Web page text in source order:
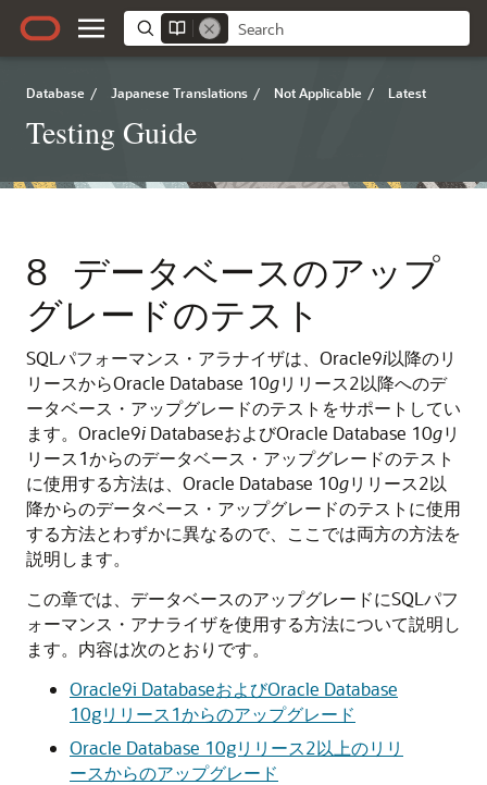
Database / Japanese Translations / Not Applicable / Latest
Testing Guide
8 データベースのアップ
グレードのテスト
SQLパフォーマンス・アラナイザは、Oracle9i以降のリ
リースからOracle Database 10gリリース2以降へのデ
ータベース・アップグレードのテストをサポートしてい
ます。 Oracle9i DatabaseおよびOracle Database 10gリ
リース1からのデータベース・アップグレードのテスト
に使用する方法は、Oracle Database 10gリリース2以
降からのデータベース・アップグレードのテストに使用
する方法とわずかに異なるので、ここでは両方の方法を
説明します。
この章では、データベースのアップグレードにSQLパフ
ォーマンス・アナライザを使用する方法について説明し
ます。内容は次のとおりです。
Oracle9i DatabaseおよびOracle Database
10gリリース1からのアップグレード
Oracle Database 10gリリース2以上のリリ
ースからのアップグレード